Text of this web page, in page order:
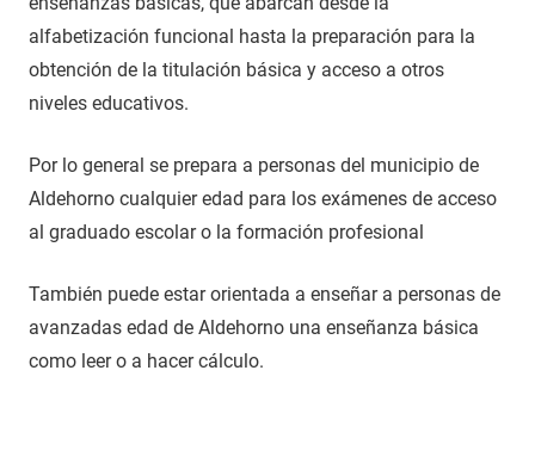
alfabetización funcional hasta la preparación para la
obtención de la titulación básica y acceso a otros
niveles educativos.
Por lo general se prepara a personas del municipio de
Aldehorno cualquier edad para los exámenes de acceso
al graduado escolar o la formación profesional
También puede estar orientada a enseñar a personas de
avanzadas edad de Aldehorno una enseñanza básica
como leer o a hacer cálculo.